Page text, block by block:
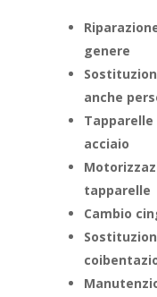
genere
anche
Tapparelle
acciaio
tapparelle
Cambio